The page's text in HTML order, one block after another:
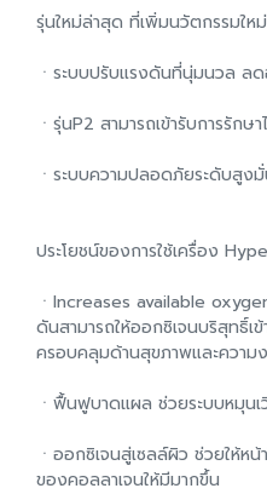
รุ่นใหม่ล่าสุด ที่เพิ่มนวัตกรรมใหม่
ㆍระบบปรับแรงดันที่นุ่มนวล ล
ㆍรุ่นP2 สามารถเข้ารับการรัก
ㆍระบบความปลอดภัยระดับสูงมั่
ประโยชน์ของการใช้เครื่อง
ㆍIncreases available
ดันสามารถให้ออกซิเจนบริสุทธิ์เข้
ครอบคลุมด้านสุขภาพและความ
ㆍฟื้นฟูบาดแผล ช่วยระบบหมุนเ
ㆍออกซิเจนสู่เซลล์ผิว ช่วยให้ห
ของคอลลาเจนให้มีมากขึ้น